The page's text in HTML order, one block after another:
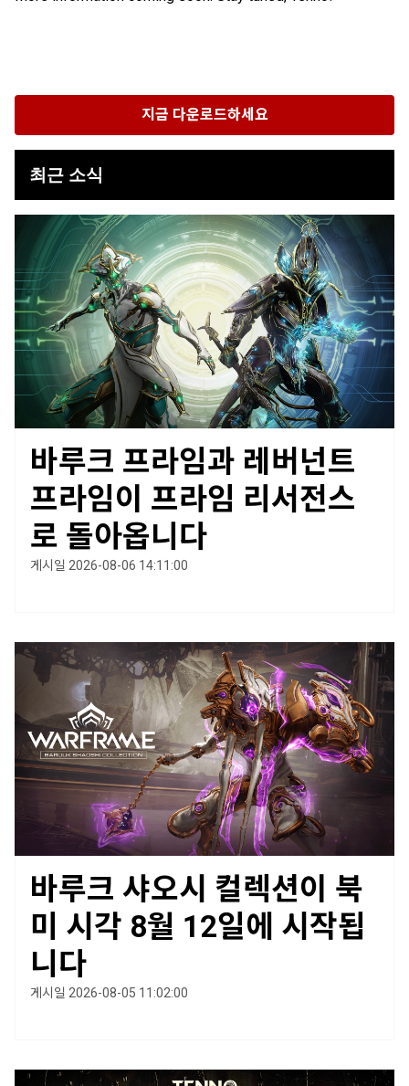
지금 다운로드하세요
최근 소식
바루크 프라임과 레버넌트
프라임이 프라임 리서전스
로 돌아옵니다
게시일 2026-08-06 14:11:00
바루크 샤오시 컬렉션이 북
미 시각 8월 12일에 시작됩
니다
게시일 2026-08-05 11:02:00